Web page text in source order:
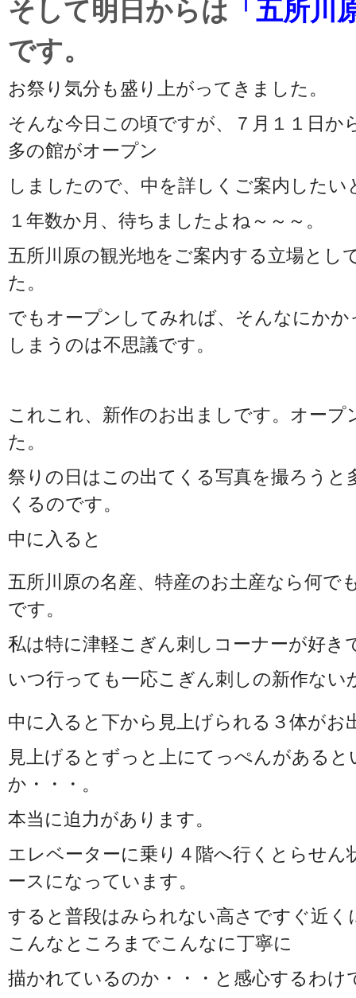
そして明日からは 「五所川
です。
お祭り気分も盛り上がってきました。
そんな今日この頃ですが、７月１１日か
多の館がオープン
しましたので、中を詳しくご案内したい
１年数か月、待ちましたよね～～～。
五所川原の観光地をご案内する立場とし
た。
でもオープンしてみれば、そんなにか
しまうのは不思議です。
これこれ、新作のお出ましです。オー
た。
祭りの日はこの出てくる写真を撮ろう
くるのです。
中に入ると
五所川原の名産、特産のお土産なら何で
です。
私は特に津軽こぎん刺しコーナーが好き
いつ行っても一応こぎん刺しの新作ない
中に入ると下から見上げられる３体がお
見上げるとずっと上にてっぺんがある
か・・・。
本当に迫力があります。
エレベーターに乗り４階へ行くとらせ
ースになっています。
すると普段はみられない高さですぐ近く
こんなところまでこんなに丁寧に
描かれているのか・・・と感心するわけ